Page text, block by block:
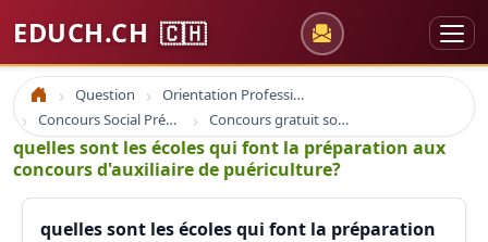
EDUCH.CH 🇨🇭
Accueil Question
Orientation Professionnelle
Concours Social Prépa Formation
Concours gratuit sociaux et santé
quelles sont les écoles qui font la préparation aux
concours d'auxiliaire de puériculture?
quelles sont les écoles qui font la préparation